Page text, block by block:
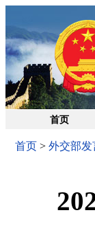
首页
首页 > 外交部发